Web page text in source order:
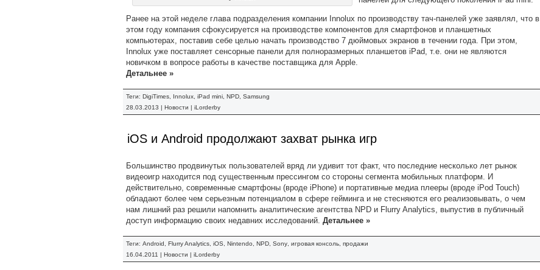
Ранее на этой неделе глава подразделения компании Innolux по производству тач-панелей уже заявлял, что в
этом году компания сфокусируется на производстве компонентов для смартфонов и планшетных
компьютерах, поставив себе целью начать производство 7 дюймовых экранов в течении года. При этом,
Innolux уже поставляет сенсорные панели для полноразмерных планшетов iPad, т.е. они не являются
новичком в вопросе работы в качестве поставщика для Apple.
Детальнее »
Теги: DigiTimes, Innolux, iPad mini, NPD, Samsung
28.03.2013 | Новости iLorderby
iOS и Android продолжают захват рынка игр
Большинство продвинутых пользователей вряд ли удивит тот факт, что последние несколько лет рынок
видеоигр находится под существенным прессингом со стороны сегмента мобильных платформ. И
действительно, современные смартфоны (вроде iPhone) и портативные медиа плееры (вроде iPod Touch)
обладают более чем серьезным потенциалом в сфере гейминга и не стесняются его реализовывать, о чем
нам лишний раз решили напомнить аналитические агентства NPD и Flurry Analytics, выпустив в публичный
доступ информацию своих недавних исследований. Детальнее »
Теги: Android , Flurry Analytics, iOS, Nintendo, NPD, Sony, игровая консоль, продажи
16.04.2011 | Новости iLorderby